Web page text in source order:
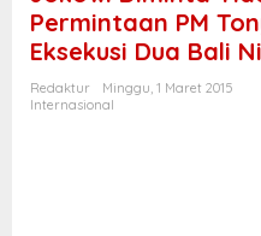
Permintaan PM
Eksekusi Dua Bali
Redaktur
Minggu, 1 Maret 2015
Internasional